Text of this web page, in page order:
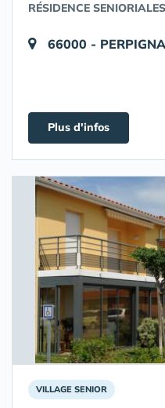
RÉSIDENCE
66000 -
Plus d'infos
VILLAGE SENIOR